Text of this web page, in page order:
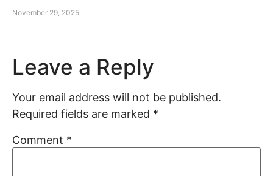
November 29, 2025
Leave a Reply
Your email address will not be published.
Required fields are marked *
Comment *